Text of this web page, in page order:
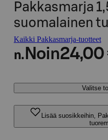
Pakkasmarja
suomalainen
Kaikki Pakkasmarja-tuotteet
n. Noin24,00
Valitse
Lisää suosikkeihin,